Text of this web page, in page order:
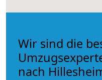
Wir sind die
nach